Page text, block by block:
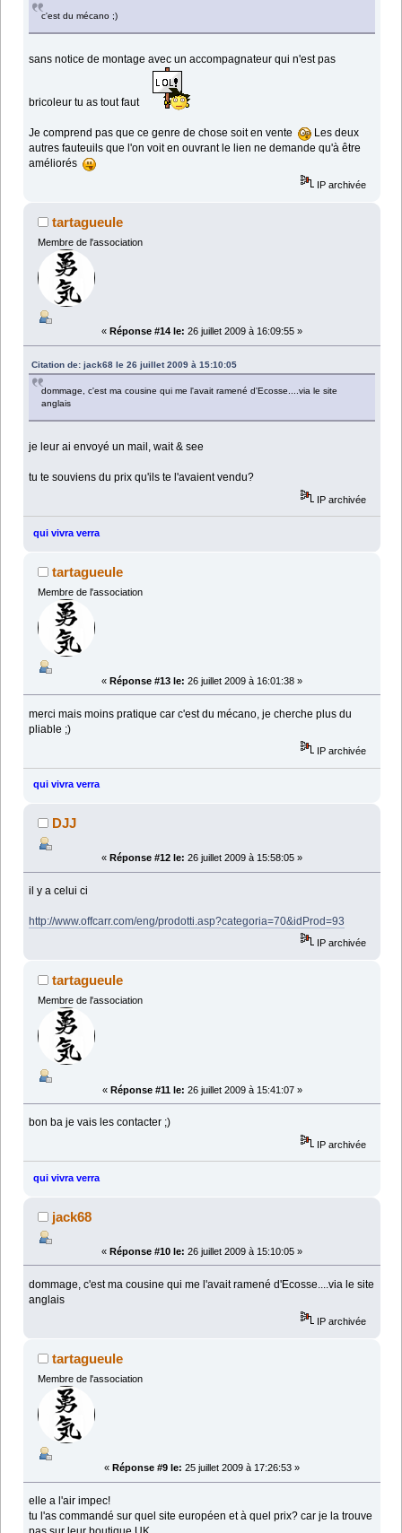
c'est du mécano ;)
sans notice de montage avec un accompagnateur qui n'est pas
bricoleur tu as tout faut
Je comprend pas que ce genre de chose soit en vente
Les deux
autres fauteuils que l'on voit en ouvrant le lien ne demande qu'à être
améliorés
IP archivée
tartagueule
Membre de l'association
« Réponse #14 le: 26 juillet 2009 à 16:09:55 »
Citation de: jack68 le 26 juillet 2009 à 15:10:05
dommage, c'est ma cousine qui me l'avait ramené d'Ecosse....via le site
anglais
je leur ai envoyé un mail, wait & see
tu te souviens du prix qu'ils te l'avaient vendu?
IP archivée
qui vivra verra
tartagueule
Membre de l'association
« Réponse #13 le: 26 juillet 2009 à 16:01:38 »
merci mais moins pratique car c'est du mécano, je cherche plus du
pliable ;)
IP archivée
qui vivra verra
DJJ
« Réponse #12 le: 26 juillet 2009 à 15:58:05 »
il y a celui ci
http://www.offcarr.com/eng/prodotti.asp?categoria=70&idProd=93
IP archivée
tartagueule
Membre de l'association
« Réponse #11 le: 26 juillet 2009 à 15:41:07 »
bon ba je vais les contacter ;)
IP archivée
qui vivra verra
jack68
« Réponse #10 le: 26 juillet 2009 à 15:10:05 »
dommage, c'est ma cousine qui me l'avait ramené d'Ecosse....via le site
anglais
IP archivée
tartagueule
Membre de l'association
« Réponse #9 le: 25 juillet 2009 à 17:26:53 »
elle a l'air impec!
tu l'as commandé sur quel site européen et à quel prix? car je la trouve